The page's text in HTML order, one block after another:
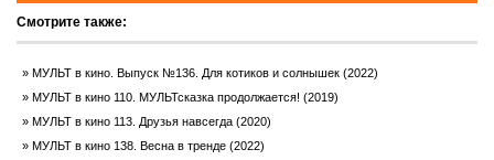
Смотрите также:
МУЛЬТ в кино. Выпуск №136. Для котиков и солнышек (2022)
МУЛЬТ в кино 110. МУЛЬТсказка продолжается! (2019)
МУЛЬТ в кино 113. Друзья навсегда (2020)
МУЛЬТ в кино 138. Весна в тренде (2022)